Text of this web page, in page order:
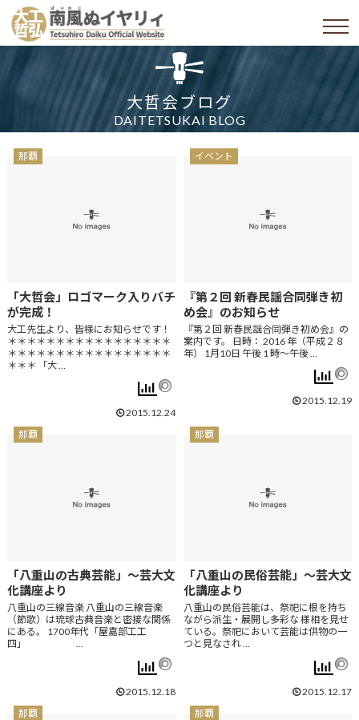
大哲会ブログ
DAITETSUKAI BLOG
那覇
「大哲会」ロゴマーク入りバチ
が完成！
大工先生より、皆様にお知らせです！
＊＊＊＊＊＊＊＊＊＊＊＊＊＊＊＊＊
＊＊＊＊＊＊＊＊＊＊＊＊＊＊＊＊＊
＊＊＊ 「大 …
2015.12.24
イベント
『第２回 新春民謡合同弾き初
め会』のお知らせ
『第２回 新春民謡合同弾き初め会』の
案内です。 日時： 2016 年（平成２８
年） 1月10日 午後 1 時～午後 …
2015.12.19
那覇
「八重山の古典芸能」～芸大文
化講座より
八重山の三線音楽 八重山の三線音楽
（節歌）は琉球古典音楽と密接な関係
にある。 1700年代「屋嘉部工工
四」 …
2015.12.18
那覇
「八重山の民俗芸能」～芸大文
化講座より
八重山の民俗芸能は、祭祀に根を持ち
ながら派生・展開し多彩な 様相を見せ
ている。祭祀において芸能は供物の一
つと見なされ …
2015.12.17
那覇
那覇